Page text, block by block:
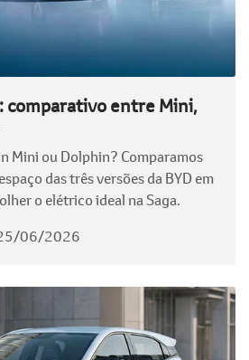
comparativo entre Mini,
Mini ou Dolphin? Comparamos
das três versões da BYD em
o elétrico ideal na Saga.
25/06/2026